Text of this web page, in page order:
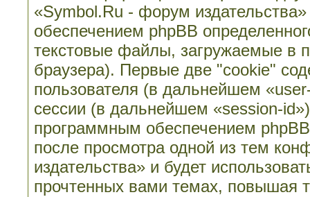
«Symbol.Ru - форум
обеспечением phpBB
текстовые файлы, загружаемые в
браузера). Первые две "cookie"
пользователя (в дальнейшем
сессии (в дальнейшем «session-
программным обеспечением
после просмотра одной из тем
издательства» и будет
прочтенных вами темах, повышая